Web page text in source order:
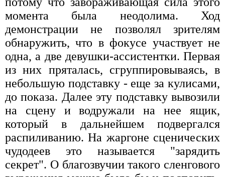
момента была неодолима. Ход
демонстрации не позволял зрителям
обнаружить, что в фокусе участвует не
одна, а две девушки-ассистентки. Первая
из них пряталась, сгруппировываясь, в
небольшую подставку - еще за кулисами,
до показа. Далее эту подставку вывозили
на сцену и водружали на нее ящик,
который в дальнейшем подвергался
распиливанию. На жаргоне сценических
чудодеев это называется "зарядить
секрет". О благозвучии такого сленгового